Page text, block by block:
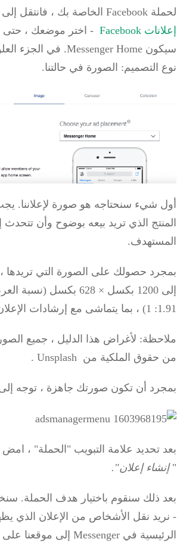
لحملة Facebook الخاصة بك ، فانتقل إلى
إعلانات Facebook
- اختر موضعك ، حتى
سيكون Messenger Home.
في الجزء
نوع التصميم: الصورة في حالتنا.
أول شيء سنحتاجه هو صورة لإعلاننا.
المنتج الذي تريد بيعه بوضوح وأن
المستهدف.
بمجرد حصولك على الصورة التي تريدها
إلى 1200 بكسل × 628 بكسل
1.91: 1) ، بما يتماشى مع إرشادات الإعلان.
ملاحظة: لأغراض هذا الدليل ، جميع
من حقوق الملكية من Unsplash
.
بمجرد أن تكون صورتك جاهزة ، توجه إلى
بعد تحديد علامة التبويب "الحملة" ،
"إنشاء إعلان".
بعد ذلك سنقوم باختيار هدف الحملة.
- نريد نقل الأشخاص من الإعلان الذي
الرئيسية في Messenger إلى موقعنا على الويب.